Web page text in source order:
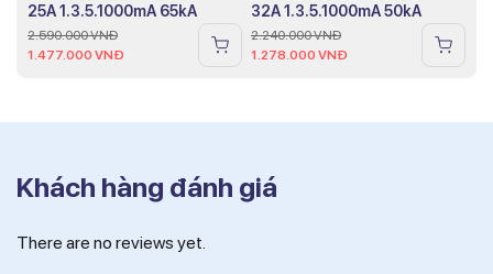
25A 1.3.5.1000mA 65kA
2.590.000VNĐ
1.477.000 VNĐ
32A 1.3.5.1000mA 50kA
2.240.000VNĐ
1.278.000 VNĐ
Khách hàng đánh giá
There are no reviews yet.